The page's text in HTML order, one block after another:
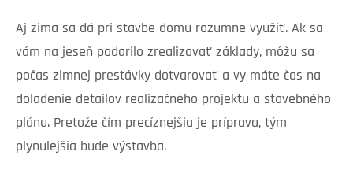
Aj zima sa dá pri stavbe domu rozumne využiť. Ak sa
vám na jeseň podarilo zrealizovať základy, môžu sa
počas zimnej prestávky dotvarovať a vy máte čas na
doladenie detailov realizačného projektu a stavebného
plánu. Pretože čím precíznejšia je príprava, tým
plynulejšia bude výstavba.